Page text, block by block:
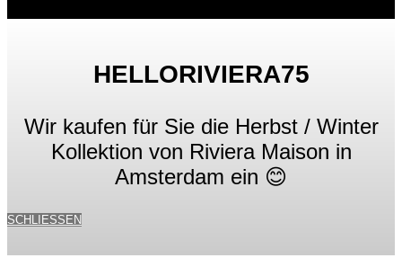
HELLORIVIERA75
Wir kaufen für Sie die Herbst / Winter
Kollektion von Riviera Maison in
Amsterdam ein 😊
SCHLIESSEN